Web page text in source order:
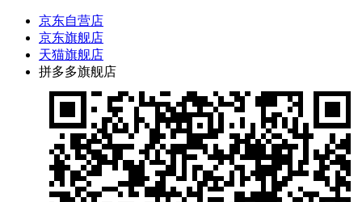
京东自营店
京东旗舰店
天猫旗舰店
拼多多旗舰店